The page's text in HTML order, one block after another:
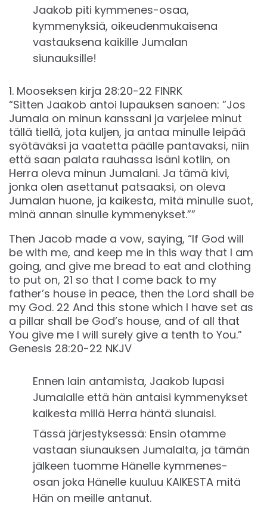
Jaakob piti kymmenes-osaa,
kymmenyksiä, oikeudenmukaisena
vastauksena kaikille Jumalan
siunauksille!
‭‭1. Mooseksen kirja‬ ‭28‬:‭20‬-‭22‬ ‭FINRK‬‬
“Sitten Jaakob antoi lupauksen sanoen: ”Jos
Jumala on minun kanssani ja varjelee minut
tällä tiellä, jota kuljen, ja antaa minulle leipää
syötäväksi ja vaatetta päälle pantavaksi, niin
että saan palata rauhassa isäni kotiin, on
Herra oleva minun Jumalani. Ja tämä kivi,
jonka olen asettanut patsaaksi, on oleva
Jumalan huone, ja kaikesta, mitä minulle suot,
minä annan sinulle kymmenykset.””
Then Jacob made a vow, saying, “If God will
be with me, and keep me in this way that I am
going, and give me bread to eat and clothing
to put on, 21 so that I come back to my
father’s house in peace, then the Lord shall be
my God. 22 And this stone which I have set as
a pillar shall be God’s house, and of all that
You give me I will surely give a tenth to You.”
Genesis 28:20-22 NKJV
Ennen lain antamista, Jaakob lupasi
Jumalalle että hän antaisi kymmenykset
kaikesta millä Herra häntä siunaisi.
Tässä järjestyksessä: Ensin otamme
vastaan siunauksen Jumalalta, ja tämän
jälkeen tuomme Hänelle kymmenes-
osan joka Hänelle kuuluu KAIKESTA mitä
Hän on meille antanut.